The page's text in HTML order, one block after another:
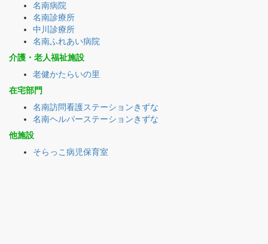
名南病院
名南診療所
中川診療所
名南ふれあい病院
介護・老人福祉施設
老健かたらいの里
在宅部門
名南訪問看護ステーションきずな
名南ヘルパーステーションきずな
他施設
そらっこ病児保育室